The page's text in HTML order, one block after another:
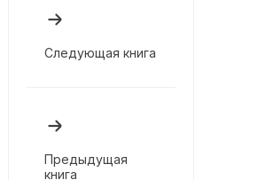
Следующая книга
Предыдущая
книга